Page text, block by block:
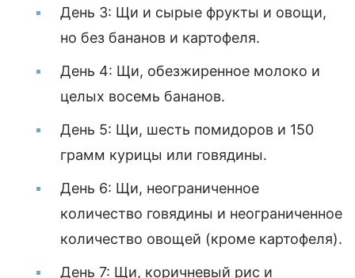
День 3: Щи и сырые фрукты и овощи,
но без бананов и картофеля.
День 4: Щи, обезжиренное молоко и
целых восемь бананов.
День 5: Щи, шесть помидоров и 150
грамм курицы или говядины.
День 6: Щи, неограниченное
количество говядины и неограниченное
количество овощей (кроме картофеля).
День 7: Щи, коричневый рис и